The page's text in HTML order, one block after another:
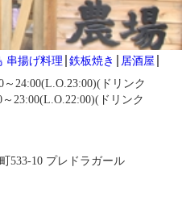
串揚げ料理 鉄板焼き
居酒屋
24:00(L.O.23:00)(ドリンク
ドリンク
533-10 プレドラガール